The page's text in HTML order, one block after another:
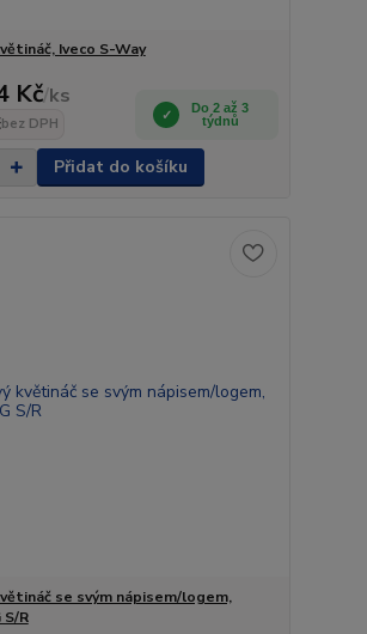
Iveco S-Way
Kč/ks
bez DPH
Do 2 až 3
týdnů
Přidat do košíku
se svým nápisem/logem,
S/R